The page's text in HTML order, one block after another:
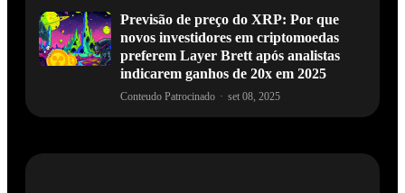
Previsão de preço do XRP: Por que
novos investidores em criptomoedas
preferem Layer Brett após analistas
indicarem ganhos de 20x em 2025
Conteudo Patrocinado · set 08, 2025